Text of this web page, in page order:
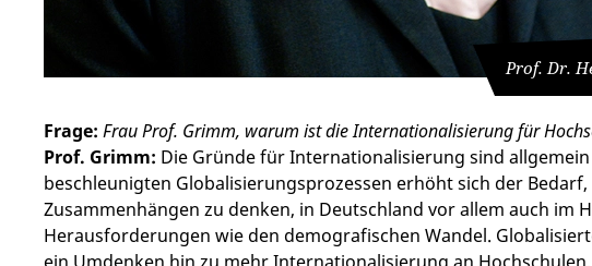
Prof. Dr.
Frage: Frau Prof. Grimm, warum ist die Internationalisierung für
Prof. Grimm: Die Gründe für Internationalisierung sind
beschleunigten Globalisierungsprozessen erhöht sich der
Zusammenhängen zu denken, in Deutschland vor allem auch im
Herausforderungen wie den demografischen Wandel.